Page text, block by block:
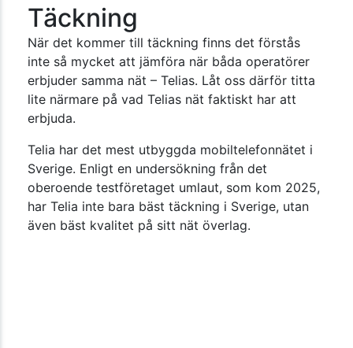
Täckning
När det kommer till täckning finns det förstås
inte så mycket att jämföra när båda operatörer
erbjuder samma nät – Telias. Låt oss därför titta
lite närmare på vad Telias nät faktiskt har att
erbjuda.
Telia har det mest utbyggda mobiltelefonnätet i
Sverige. Enligt en undersökning från det
oberoende testföretaget umlaut, som kom 2025,
har Telia inte bara bäst täckning i Sverige, utan
även bäst kvalitet på sitt nät överlag.